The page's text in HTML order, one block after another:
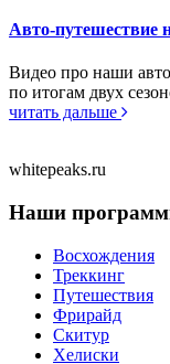
Авто-путешествие
Видео про наши
по итогам двух
читать дальше
whitepeaks.ru
Наши
Восхождения
Треккинг
Путешествия
Фрирайд
Скитур
Хелиски